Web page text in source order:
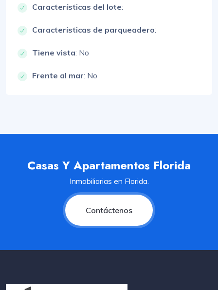
Características del lote:
Características de parqueadero:
Tiene vista: No
Frente al mar: No
Casas Y Apartamentos Florida
Inmobiliarias en Florida.
Contáctenos